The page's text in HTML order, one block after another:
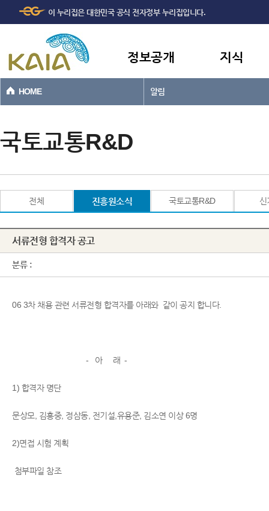
본문바로가기
이 누리집은 대한민국 공식 전자정부 누리집입니다.
정보공개 지식
HOME 알림
국토교통R&D
전체 진흥원소식 국토교통R&D 신
서류전형 합격자 공고
분류 :
06 3차 채용 관련 서류전형 합격자를 아래와 같이 공지 합니다.
- 아 래 -
1) 합격자 명단
문상모, 김홍중, 정삼동, 전기설,유용준, 김소연 이상 6명
2)면접 시험 계획
첨부파일 참조